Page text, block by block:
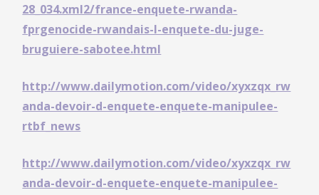
28_034.xml2/france-enquete-rwanda-
fprgenocide-rwandais-l-enquete-du-juge-
bruguiere-sabotee.html
http://www.dailymotion.com/video/xyxzqx_rw
anda-devoir-d-enquete-enquete-manipulee-
rtbf_news
http://www.dailymotion.com/video/xyxzqx_rw
anda-devoir-d-enquete-enquete-manipulee-